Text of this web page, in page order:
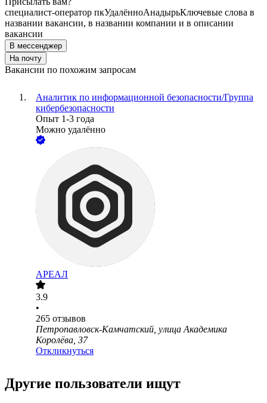
специалист-оператор пкУдалённоАнадырьКлючевые слова в
названии вакансии, в названии компании и в описании
вакансии
В мессенджер
На почту
Вакансии по похожим запросам
Аналитик по информационной безопасности/Группа
кибербезопасности
Опыт 1-3 года
Можно удалённо
АРЕАЛ
3.9
•
265 отзывов
Петропавловск-Камчатский, улица Академика
Королёва, 37
Откликнуться
Другие пользователи ищут